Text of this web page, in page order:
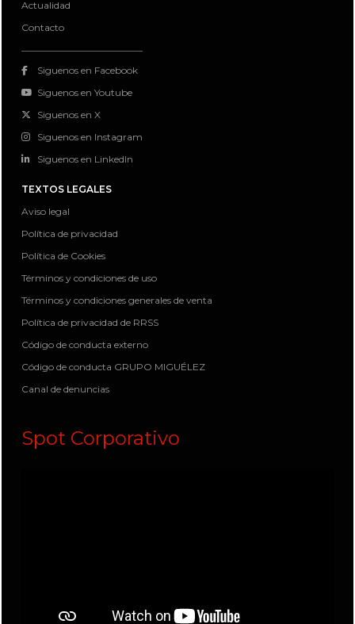
Actualidad
Contacto
Siguenos en Facebook
Siguenos en Youtube
Siguenos en X
Siguenos en Instagram
Siguenos en LinkedIn
TEXTOS LEGALES
Aviso legal
Política de privacidad
Política de Cookies
Términos y condiciones de uso
Términos y condiciones generales de venta
Política de privacidad de RRSS
Código de conducta externo
Código de conducta GRUPO MIGUÉLEZ
Canal de denuncias
Spot Corporativo